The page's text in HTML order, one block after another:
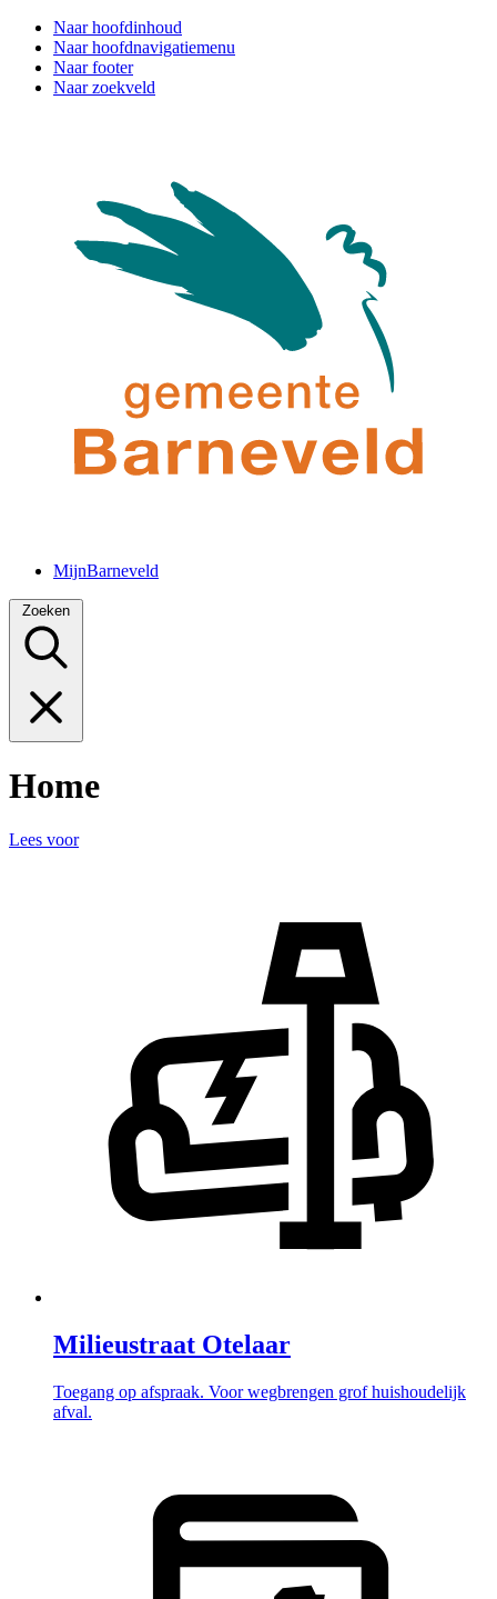
Naar hoofdinhoud
Naar hoofdnavigatiemenu
Naar footer
Naar zoekveld
MijnBarneveld
Zoeken
Home
Lees voor
Milieustraat Otelaar
Toegang op afspraak. Voor wegbrengen grof huishoudelijk
afval.